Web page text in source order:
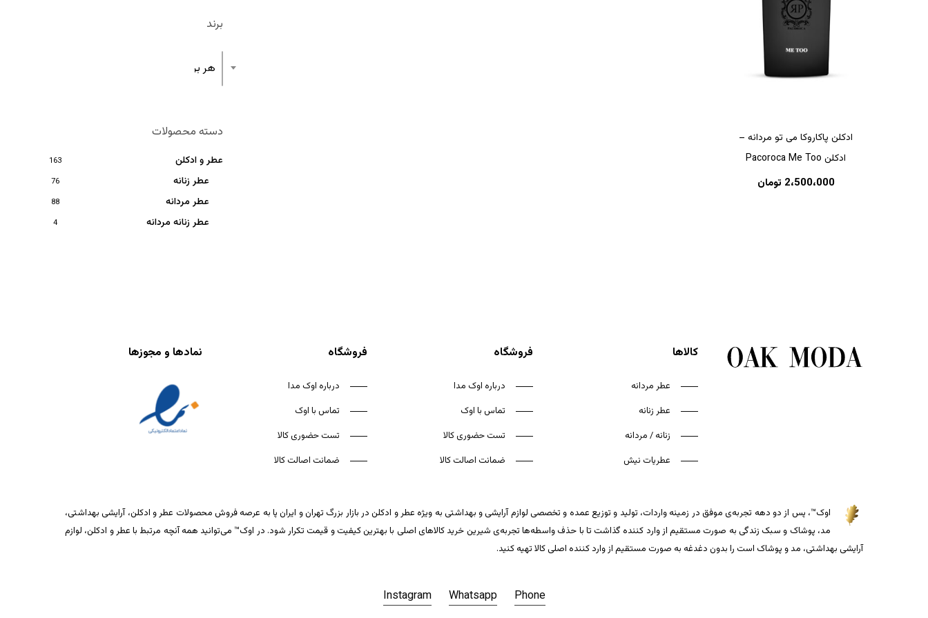
برند
هر برند
دسته محصولات
عطر و ادکلن 163
عطر زنانه 76
عطر مردانه 88
عطر زنانه مردانه 4
ادکلن پاکاروکا می تو مردانه –
ادکلن Pacoroca Me Too
2،500،000 تومان
کالاها
عطر مردانه
عطر زنانه
زنانه / مردانه
عطریات نیش
فروشگاه
درباره اوک مدا
تماس با اوک
تست حضوری کالا
ضمانت اصالت کالا
فروشگاه
درباره اوک مدا
تماس با اوک
تست حضوری کالا
ضمانت اصالت کالا
نمادها و مجوزها
اوک™، پس از دو دهه تجربه‌ی موفق در زمینه واردات، تولید و توزیع عمده و تخصصی لوازم آرایشی و بهداشتی به ویژه عطر و ادکلن در بازار بزرگ تهران و ایران پا به عرصه فروش محصولات عطر و ادکلن، آرایشی بهداشتی،
مد، پوشاک و سبک زندگی به صورت مستقیم از وارد کننده گذاشت تا با حذف واسطه‌ها تجربه‌ی شیرین خرید کالاهای اصلی با بهترین کیفیت و قیمت تکرار شود. در اوک™ می‌توانید همه آنچه مرتبط با عطر و ادکلن، لوازم
آرایشی بهداشتی، مد و پوشاک است را بدون دغدغه به صورت مستقیم از وارد کننده اصلی کالا تهیه کنید.
Instagram Whatsapp Phone